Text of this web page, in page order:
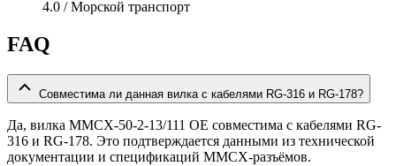
4.0 / Морской транспорт
FAQ
Совместима ли данная вилка с кабелями RG-316 и RG-178?
Да, вилка MMCX-50-2-13/111 OE совместима с кабелями RG-
316 и RG-178. Это подтверждается данными из технической
документации и спецификаций MMCX-разъёмов.